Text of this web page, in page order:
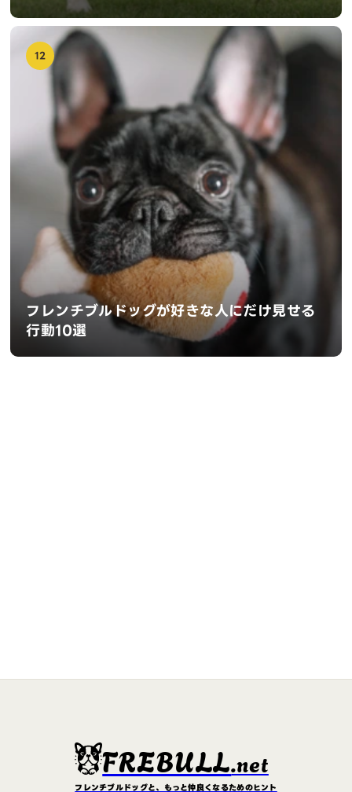
12
フレンチブルドッグが好きな人にだけ見せる
行動10選
FREBULL.net
フレンチブルドッグと、もっと仲良くなるためのヒント